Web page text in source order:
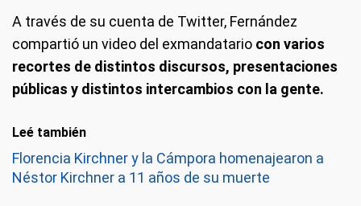
A través de su cuenta de Twitter, Fernández
compartió un video del exmandatario con varios
recortes de distintos discursos, presentaciones
públicas y distintos intercambios con la gente.
Leé también
Florencia Kirchner y la Cámpora homenajearon a
Néstor Kirchner a 11 años de su muerte